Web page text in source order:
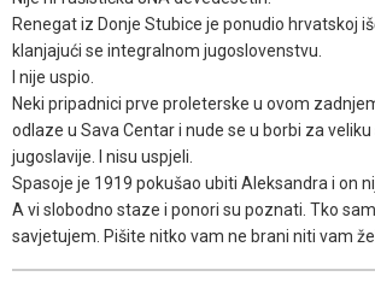
Renegat iz Donje Stubice je ponudio hrvatskoj
klanjajući se integralnom jugoslovenstvu.
I nije uspio.
Neki pripadnici prve proleterske u ovom
odlaze u Sava Centar i nude se u borbi za
jugoslavije. I nisu uspjeli.
Spasoje je 1919 pokušao ubiti Aleksandra i on
A vi slobodno staze i ponori su poznati. Tko
savjetujem. Pišite nitko vam ne brani niti vam